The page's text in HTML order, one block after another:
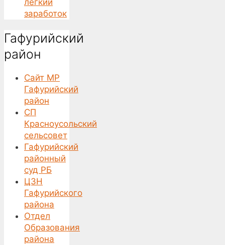
заработок
Гафурийский
район
Сайт МР
Гафурийский
район
СП
Красноусольский
сельсовет
Гафурийский
районный
суд РБ
ЦЗН
Гафурийского
района
Отдел
Образования
района